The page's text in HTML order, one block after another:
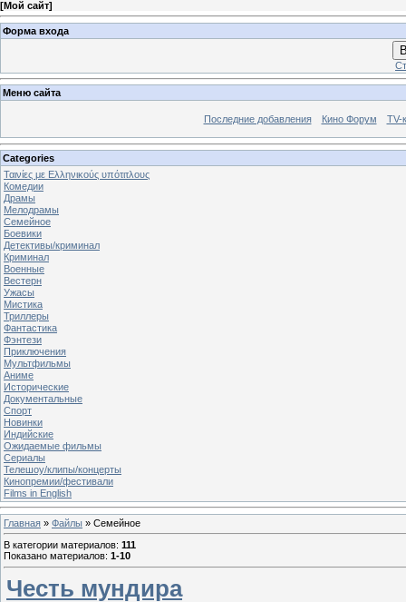
[Мой сайт]
Форма входа
Меню сайта
Последние добавления Кино Форум TV-
Categories
Ταινίες με Ελληνικούς υπότιτλους
Комедии
Драмы
Мелодрамы
Семейное
Боевики
Детективы/криминал
Криминал
Военные
Вестерн
Ужасы
Мистика
Триллеры
Фантастика
Фэнтези
Приключения
Мультфильмы
Аниме
Исторические
Документальные
Спорт
Новинки
Индийские
Ожидаемые фильмы
Сериалы
Телешоу/клипы/концерты
Кинопремии/фестивали
Films in English
Главная » Файлы » Семейное
В категории материалов: 111
Показано материалов: 1-10
Честь мундира